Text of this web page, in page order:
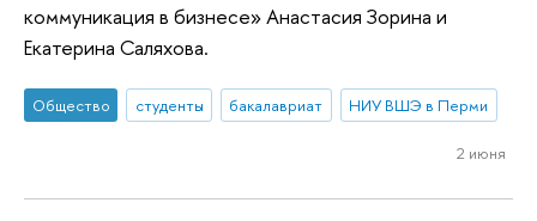
коммуникация в бизнесе» Анастасия Зорина и
Екатерина Саляхова.
Общество студенты бакалавриат НИУ ВШЭ в Перми
2 июня